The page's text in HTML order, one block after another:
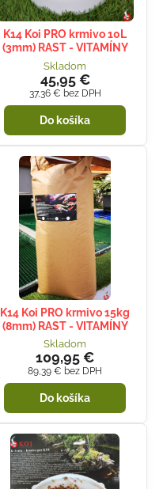
K14 Koi PRO krmivo 10L
(3mm) RAST - VITAMÍNY
Skladom
45,95 €
37,36 € bez DPH
Do košíka
K14 Koi PRO krmivo 15kg
(8mm) RAST - VITAMÍNY
Skladom
109,95 €
89,39 € bez DPH
Do košíka